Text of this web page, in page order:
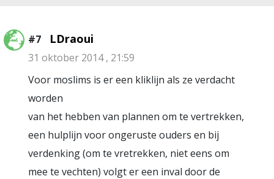
#7 LDraoui
31 oktober 2014 , 21:59
Voor moslims is er een kliklijn als ze verdacht
worden
van het hebben van plannen om te vertrekken,
een hulplijn voor ongeruste ouders en bij
verdenking (om te vretrekken, niet eens om
mee te vechten) volgt er een inval door de